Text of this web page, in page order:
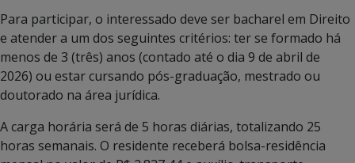
Para participar, o interessado deve ser bacharel em Direito
e atender a um dos seguintes critérios: ter se formado há
menos de 3 (três) anos (contado até o dia 9 de abril de
2026) ou estar cursando pós-graduação, mestrado ou
doutorado na área jurídica.
A carga horária será de 5 horas diárias, totalizando 25
horas semanais. O residente receberá bolsa-residência